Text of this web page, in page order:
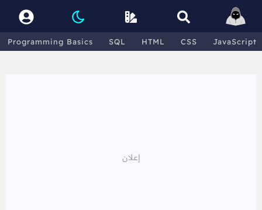
Programming Basics SQL HTML CSS JavaScript